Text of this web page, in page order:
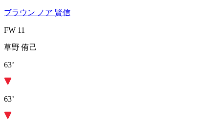
ブラウン ノア 賢信
FW 11
草野 侑己
63’
63’